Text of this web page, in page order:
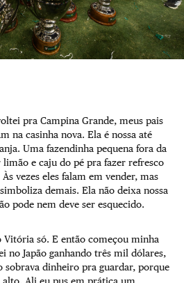
pra Campina Grande, meus pais
na casinha nova. Ela é nossa até
Uma fazendinha pequena fora da
e caju do pé pra fazer refresco
vezes eles falam em vender, mas
demais. Ela não deixa nossa
pode nem deve ser esquecido.
só. E então começou minha
no Japão ganhando três mil dólares,
sobrava dinheiro pra guardar, porque
Ali eu pus em prática um